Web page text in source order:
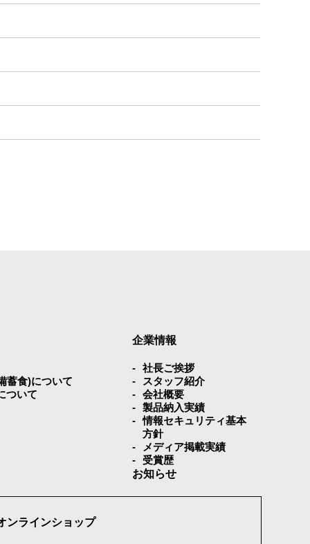
蓄⾷)について
ついて
企業情報
社⻑ご挨拶
スタッフ紹介
会社概要
製品納入実績
情報セキュリティ基本
方針
メディア掲載実績
受賞歴
お知らせ
ンラインショップ